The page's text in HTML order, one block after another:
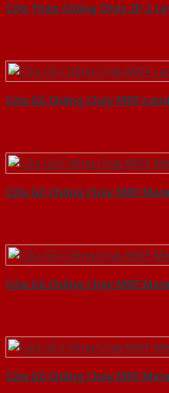
Cửa Thép Chống Cháy 2P 2
Cửa Gỗ Chống Cháy MDF
Cửa Gỗ Chống Cháy MDF
Cửa Gỗ Chống Cháy MDF
Cửa Gỗ Chống Cháy MDF